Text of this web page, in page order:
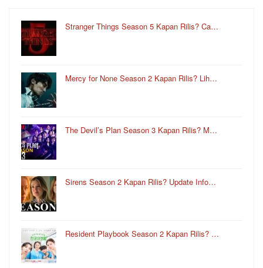
Stranger Things Season 5 Kapan Rilis? Ca…
Mercy for None Season 2 Kapan Rilis? Lih…
The Devil’s Plan Season 3 Kapan Rilis? M…
Sirens Season 2 Kapan Rilis? Update Info…
Resident Playbook Season 2 Kapan Rilis? …